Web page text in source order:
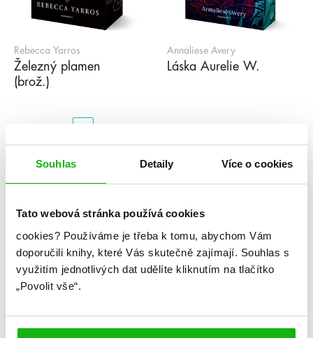
Souhlas Detaily Více o cookies
Tato webová stránka používá cookies
cookies? Používáme je třeba k tomu, abychom Vám
doporučili knihy, které Vás skutečně zajímají. Souhlas s
využitím jednotlivých dat udělíte kliknutím na tlačítko
„Povolit vše“.
Rebecca Yarros
Železný plamen
(brož.)
Annaliese Avery
Láska Aurelie W.
Akademie Dunbridge
Akademie snové analýzy
Akta Illuminae
Alchymistova šifra
Alenka v říši zombií
Americká princezna
Apollónův pád Arila
Arkádie
Asistentka Zloducha
Better than the Movies
Bez naděje
Bez šance